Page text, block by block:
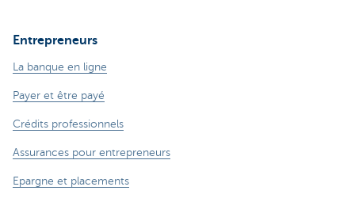
Entrepreneurs
La banque en ligne
Payer et être payé
Crédits professionnels
Assurances pour entrepreneurs
Epargne et placements